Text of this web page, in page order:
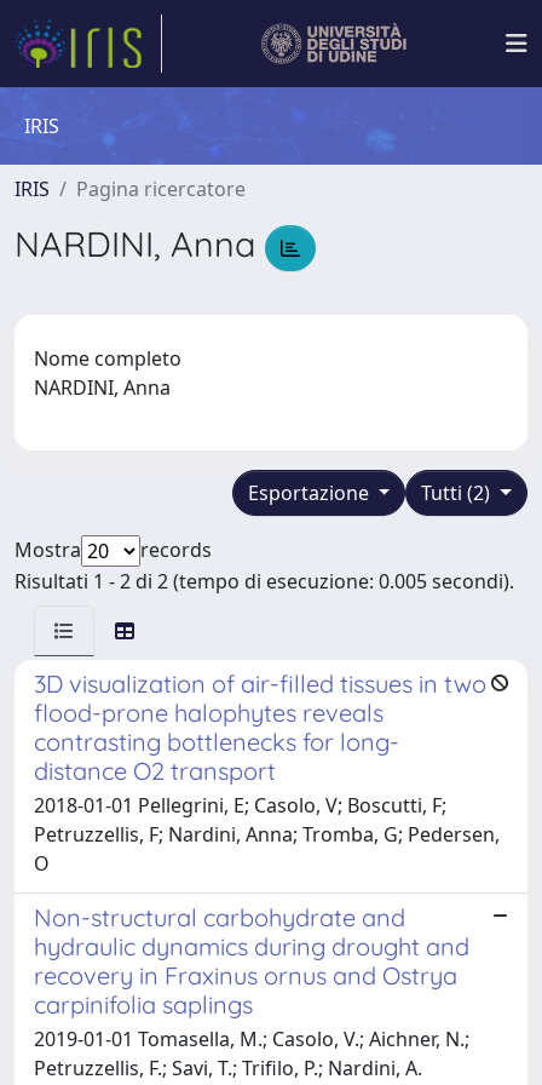
IRIS
IRIS Pagina ricercatore
NARDINI, Anna
Nome completo
NARDINI, Anna
Tutti (2)
Esportazione
Mostra
records
Risultati 1 - 2 di 2 (tempo di esecuzione: 0.005 secondi).
3D visualization of air-filled tissues in two
flood-prone halophytes reveals
contrasting bottlenecks for long-
distance O2 transport
2018-01-01 Pellegrini, E; Casolo, V; Boscutti, F;
Petruzzellis, F; Nardini, Anna; Tromba, G; Pedersen,
O
Non-structural carbohydrate and
hydraulic dynamics during drought and
recovery in Fraxinus ornus and Ostrya
carpinifolia saplings
2019-01-01 Tomasella, M.; Casolo, V.; Aichner, N.;
Petruzzellis, F.; Savi, T.; Trifilo, P.; Nardini, A.